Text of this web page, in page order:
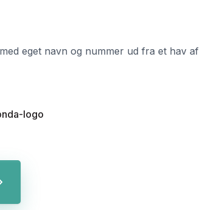
eget navn og nummer ud fra et hav af
logo